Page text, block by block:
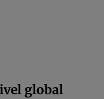
global